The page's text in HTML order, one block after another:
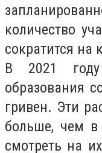
количество
сократится на
В 2021 году
образования
гривен. Эти
больше, чем
смотреть на